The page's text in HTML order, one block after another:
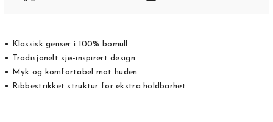
• Klassisk genser i 100% bomull
• Tradisjonelt sjø-inspirert design
• Myk og komfortabel mot huden
• Ribbestrikket struktur for ekstra holdbarhet